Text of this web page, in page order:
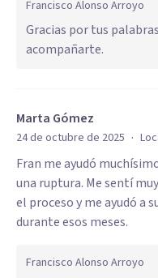
Francisco Alonso Arroyo
Gracias por tus
acompañarte.
Marta Gómez
24 de octubre de 2025 ·
Fran me ayudó
una ruptura. Me sentí
el proceso y me ayudó a
durante esos meses.
Francisco Alonso Arroyo